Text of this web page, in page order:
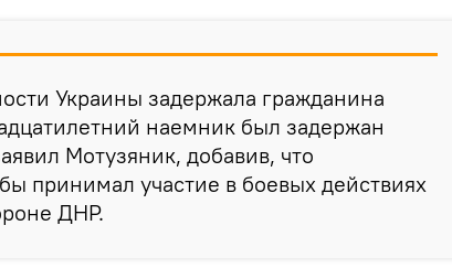
Украины задержала гражданина
наемник был задержан
Мотузяник, добавив, что
принимал участие в боевых действиях
ДНР.